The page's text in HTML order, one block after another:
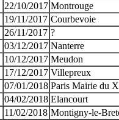
22/10/2017 Montrouge
19/11/2017 Courbevoie
26/11/2017 ?
03/12/2017 Nanterre
10/12/2017 Meudon
17/12/2017 Villepreux
07/01/2018 Paris Mairie du
04/02/2018 Elancourt
11/02/2018 Montigny-le-